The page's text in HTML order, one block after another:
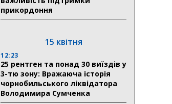
прикордоння
15 квітня
12:23
25 рентген та понад 30 виїздів у
3-тю зону: Вражаюча історія
чорнобильського ліквідатора
Володимира Сумченка